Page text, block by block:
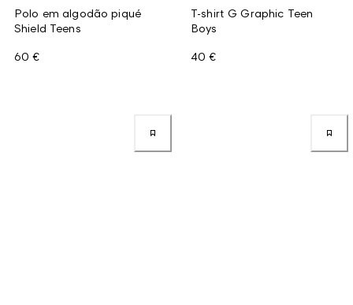
Polo em algodão piqué
Shield Teens
60 €
T-shirt G Graphic Teen
Boys
40 €